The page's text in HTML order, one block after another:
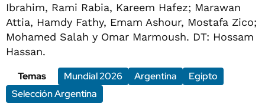
Ibrahim, Rami Rabia, Kareem Hafez; Marawan
Attia, Hamdy Fathy, Emam Ashour, Mostafa Zico;
Mohamed Salah y Omar Marmoush. DT: Hossam
Hassan.
Temas
Mundial 2026 Argentina
Egipto
Selección Argentina